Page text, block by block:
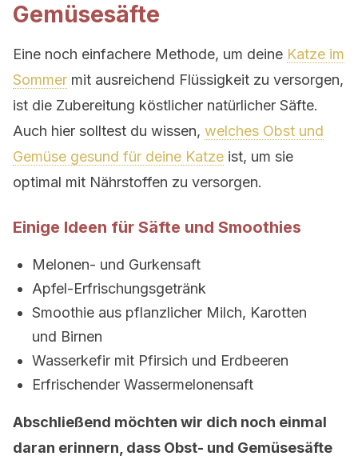
Gemüsesäfte
Eine noch einfachere Methode, um deine Katze im
Sommer mit ausreichend Flüssigkeit zu versorgen,
ist die Zubereitung köstlicher natürlicher Säfte.
Auch hier solltest du wissen, welches Obst und
Gemüse gesund für deine Katze ist, um sie
optimal mit Nährstoffen zu versorgen.
Einige Ideen für Säfte und Smoothies
Melonen- und Gurkensaft
Apfel-Erfrischungsgetränk
Smoothie aus pflanzlicher Milch, Karotten
und Birnen
Wasserkefir mit Pfirsich und Erdbeeren
Erfrischender Wassermelonensaft
Abschließend möchten wir dich noch einmal
daran erinnern, dass Obst- und Gemüsesäfte